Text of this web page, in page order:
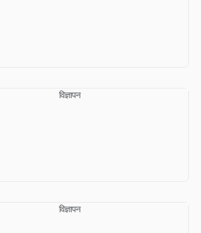
विज्ञापन
विज्ञापन